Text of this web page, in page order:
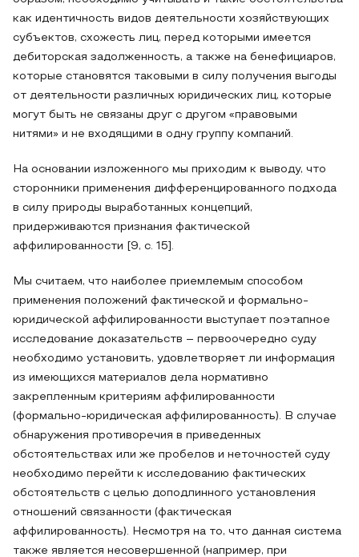
как идентичность видов деятельности хозяйствующих
субъектов, схожесть лиц, перед которыми имеется
дебиторская задолженность, а также на бенефициаров,
которые становятся таковыми в силу получения выгоды
от деятельности различных юридических лиц, которые
могут быть не связаны друг с другом «правовыми
нитями» и не входящими в одну группу компаний.
На основании изложенного мы приходим к выводу, что
сторонники применения дифференцированного подхода
в силу природы выработанных концепций,
придерживаются признания фактической
аффилированности [9, с. 15].
Мы считаем, что наиболее приемлемым способом
применения положений фактической и формально-
юридической аффилированности выступает поэтапное
исследование доказательств – первоочередно суду
необходимо установить, удовлетворяет ли информация
из имеющихся материалов дела нормативно
закрепленным критериям аффилированности
(формально-юридическая аффилированность). В случае
обнаружения противоречия в приведенных
обстоятельствах или же пробелов и неточностей суду
необходимо перейти к исследованию фактических
обстоятельств с целью доподлинного установления
отношений связанности (фактическая
аффилированность). Несмотря на то, что данная система
также является несовершенной (например, при